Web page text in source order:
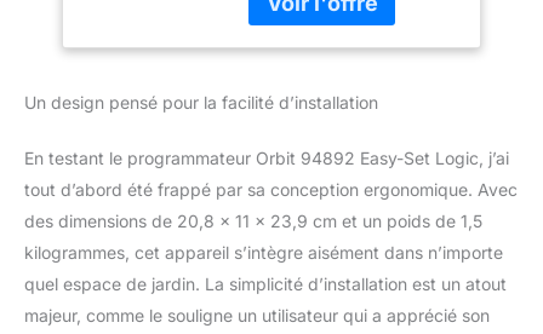
toutes les situations
visionneuse facile à lire
contrôler votre système.
Accès facile pour
câblage simple. Armoire
une utilisation en
intérieur/extérieur.
Transformateur interne
Un design pensé pour la facilité d’installation
En testant le programmateur Orbit 94892 Easy-Set Logic, j’ai
tout d’abord été frappé par sa conception ergonomique. Avec
des dimensions de 20,8 x 11 x 23,9 cm et un poids de 1,5
kilogrammes, cet appareil s’intègre aisément dans n’importe
quel espace de jardin. La simplicité d’installation est un atout
majeur, comme le souligne un utilisateur qui a apprécié son